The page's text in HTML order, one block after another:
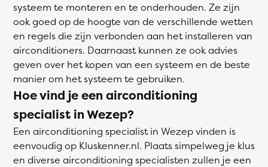
systeem te monteren en te onderhouden. Ze zijn
ook goed op de hoogte van de verschillende wetten
en regels die zijn verbonden aan het installeren van
airconditioners. Daarnaast kunnen ze ook advies
geven over het kopen van een systeem en de beste
manier om het systeem te gebruiken.
Hoe vind je een airconditioning
specialist in Wezep?
Een airconditioning specialist in Wezep vinden is
eenvoudig op Kluskenner.nl. Plaats simpelweg je klus
en diverse airconditioning specialisten zullen je een